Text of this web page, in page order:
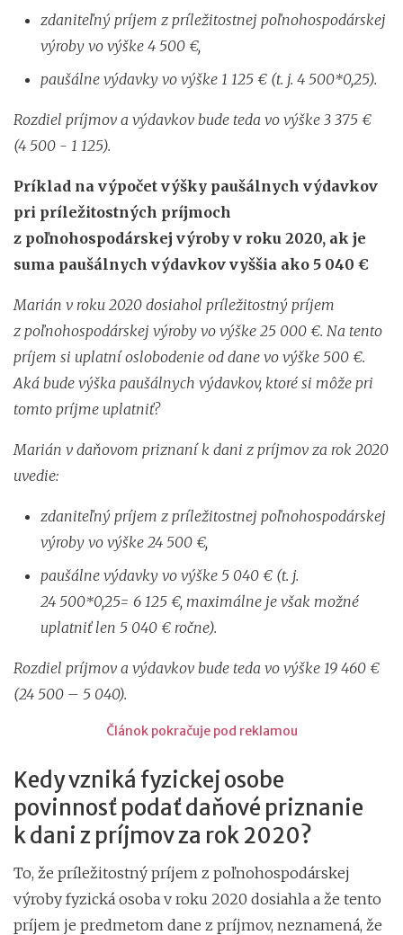
zdaniteľný príjem z príležitostnej poľnohospodárskej
výroby vo výške 4 500 €,
paušálne výdavky vo výške 1 125 € (t. j. 4 500*0,25).
Rozdiel príjmov a výdavkov bude teda vo výške 3 375 €
(4 500 - 1 125).
Príklad na výpočet výšky paušálnych výdavkov
pri príležitostných príjmoch
z poľnohospodárskej výroby v roku 2020, ak je
suma paušálnych výdavkov vyššia ako 5 040 €
Marián v roku 2020 dosiahol príležitostný príjem
z poľnohospodárskej výroby vo výške 25 000 €. Na tento
príjem si uplatní oslobodenie od dane vo výške 500 €.
Aká bude výška paušálnych výdavkov, ktoré si môže pri
tomto príjme uplatniť?
Marián v daňovom priznaní k dani z príjmov za rok 2020
uvedie:
zdaniteľný príjem z príležitostnej poľnohospodárskej
výroby vo výške 24 500 €,
paušálne výdavky vo výške 5 040 € (t. j.
24 500*0,25= 6 125 €, maximálne je však možné
uplatniť len 5 040 € ročne).
Rozdiel príjmov a výdavkov bude teda vo výške 19 460 €
(24 500 – 5 040).
Článok pokračuje pod reklamou
Kedy vzniká fyzickej osobe
povinnosť podať daňové priznanie
k dani z príjmov za rok 2020?
To, že príležitostný príjem z poľnohospodárskej
výroby fyzická osoba v roku 2020 dosiahla a že tento
príjem je predmetom dane z príjmov, neznamená, že